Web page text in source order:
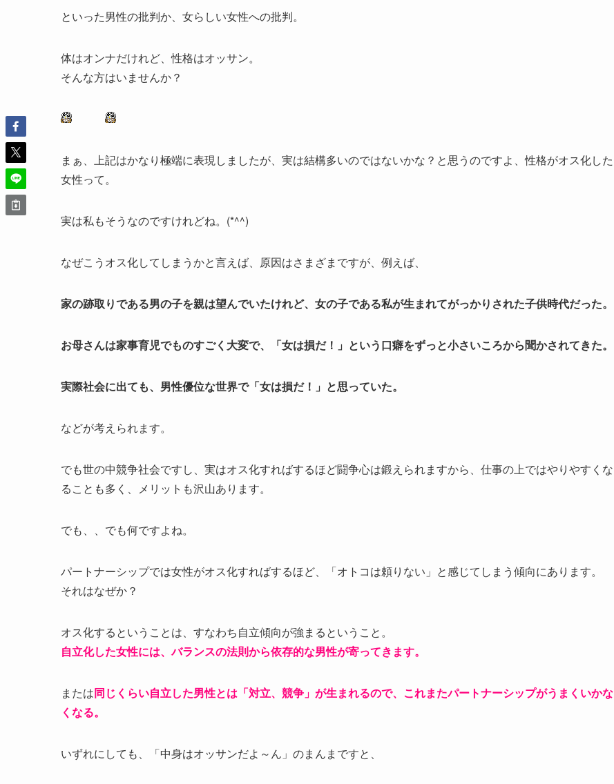
といった男性の批判か、女らしい女性への批判。
体はオンナだけれど、性格はオッサン。
そんな方はいませんか？
まぁ、上記はかなり極端に表現しましたが、実は結構多いのではないかな？と思うのですよ、性格がオス化した
女性って。
実は私もそうなのですけれどね。(*^^)
なぜこうオス化してしまうかと言えば、原因はさまざまですが、例えば、
家の跡取りである男の子を親は望んでいたけれど、女の子である私が生まれてがっかりされた子供時代だった。
お母さんは家事育児でものすごく大変で、「女は損だ！」という口癖をずっと小さいころから聞かされてきた。
実際社会に出ても、男性優位な世界で「女は損だ！」と思っていた。
などが考えられます。
でも世の中競争社会ですし、実はオス化すればするほど闘争心は鍛えられますから、仕事の上ではやりやすくな
ることも多く、メリットも沢山あります。
でも、、でも何ですよね。
パートナーシップでは女性がオス化すればするほど、「オトコは頼りない」と感じてしまう傾向にあります。
それはなぜか？
オス化するということは、すなわち自立傾向が強まるということ。
自立化した女性には、バランスの法則から依存的な男性が寄ってきます。
または同じくらい自立した男性とは「対立、競争」が生まれるので、これまたパートナーシップがうまくいかな
くなる。
いずれにしても、「中身はオッサンだよ～ん」のまんまですと、